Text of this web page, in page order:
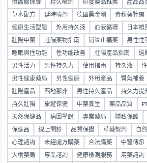
攝護腺保養 持久噴劑 印度藥品推薦 產品品
草本配方 延時噴劑 德國黑金剛 黃秋葵牡蠣
健康生活型態 外用持久液 血液循環 日本雄
壯陽中藥 壯陽藥物指南 消炎止痛藥 男性性
睡眠與性功能 性功能改善 壯陽產品指南 選
男性活力 男性持久力 使用指南 持久液
男性健康藥局 男性健康 外用產品 腎氣補養
壯陽產品 西地那非 男性持久產品 持久力提
持久壯陽 旅遊保健 中藥養生 藥品品質
天然保健品 病因學說 專業藥局 隱私保護
保健品 線上問診 品質保證 草藥製劑 自
心理諮詢 未經處方購藥 合法購藥 中醫傳承
大樹藥局 專業諮詢 健康檢測服務 用藥諮詢